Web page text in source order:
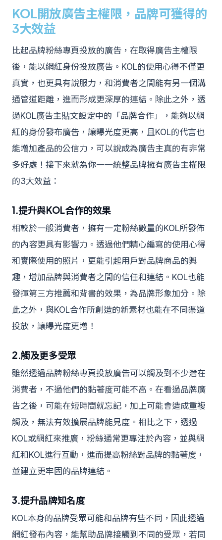
KOL開放廣告主權限，品牌可獲得的
3大效益
比起品牌粉絲專頁投放的廣告，在取得廣告主權限
後，能以網紅身份投放廣告。KOL的使用心得不僅更
真實，也更具有說服力，和消費者之間能有另一個溝
通管道距離，進而形成更深厚的連結。除此之外，透
過KOL廣告主貼文設定中的「品牌合作」，能夠以網
紅的身份發布廣吿，讓曝光度更高，且KOL的代言也
能增加產品的公信力，可以說成為廣告主真的有非常
多好處！接下來就為你一一統整品牌擁有廣告主權限
的3大效益：
1.提升與KOL合作的效果
相較於一般消費者，擁有一定粉絲數量的KOL所發佈
的內容更具有影響力。透過他們精心編寫的使用心得
和實際使用的照片，更能引起用戶對品牌商品的興
趣，增加品牌與消費者之間的信任和連結。KOL也能
發揮第三方推薦和背書的效果，為品牌形象加分。除
此之外，與KOL合作所創造的新素材也能在不同渠道
投放，讓曝光度更增！
2.觸及更多受眾
雖然透過品牌粉絲專頁投放廣告可以觸及到不少潛在
消費者，不過他們的黏著度可能不高。在看過品牌廣
告之後，可能在短時間就忘記，加上可能會造成重複
觸及，無法有效擴展品牌能見度。相比之下，透過
KOL或網紅來推廣，粉絲通常更專注於內容，並與網
紅和KOL進行互動，進而提高粉絲對品牌的黏著度，
並建立更牢固的品牌連結。
3.提升品牌知名度
KOL本身的品牌受眾可能和品牌有些不同，因此透過
網紅發布內容，能幫助品牌接觸到不同的受眾，若同